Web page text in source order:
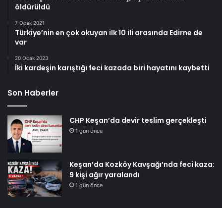
öldürüldü
7 Ocak 2021
Türkiye’nin en çok okuyan ilk 10 ili arasında Edirne de
var
20 Ocak 2023
İki kardeşin karıştığı feci kazada biri hayatını kaybetti
Son Haberler
CHP Keşan’da devir teslim gerçekleşti
1 gün önce
Keşan’da Kozköy Kavşağı’nda feci kaza:
9 kişi ağır yaralandı
1 gün önce